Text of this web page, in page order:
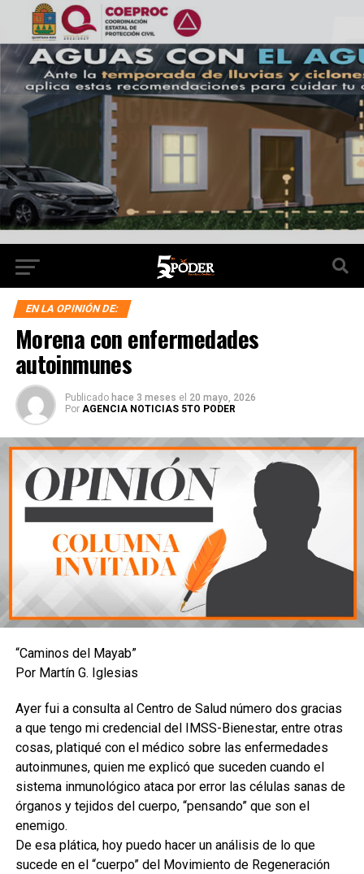
EN LA OPINIÓN DE:
Morena con enfermedades
autoinmunes
Publicado hace 3 meses el 20 mayo, 2026
Por AGENCIA NOTICIAS 5TO PODER
“Caminos del Mayab”
Por Martín G. Iglesias
Ayer fui a consulta al Centro de Salud número dos gracias
a que tengo mi credencial del IMSS-Bienestar, entre otras
cosas, platiqué con el médico sobre las enfermedades
autoinmunes, quien me explicó que suceden cuando el
sistema inmunológico ataca por error las células sanas de
órganos y tejidos del cuerpo, “pensando” que son el
enemigo.
De esa plática, hoy puedo hacer un análisis de lo que
sucede en el “cuerpo” del Movimiento de Regeneración